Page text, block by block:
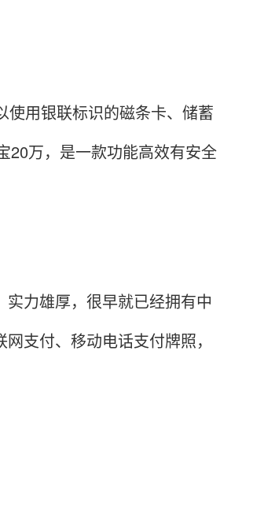
使用银联标识的磁条卡、储蓄
20万，是一款功能高效有安全
力雄厚，很早就已经拥有中
支付、移动电话支付牌照，